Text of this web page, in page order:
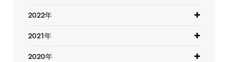
2022年
2021年
2020年